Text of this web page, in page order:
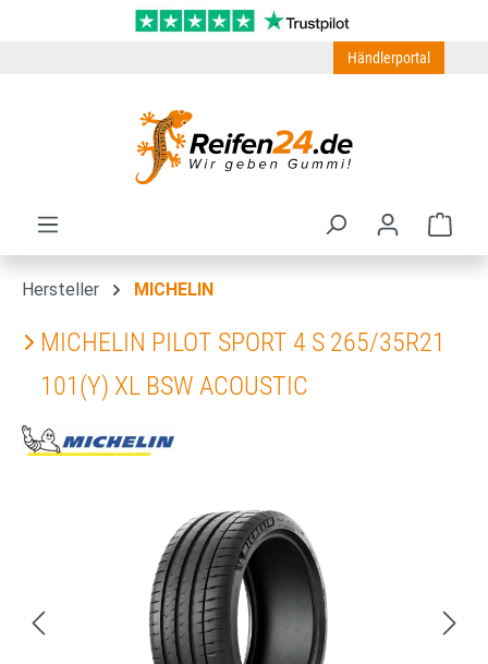
Zum Hauptinhalt springen
Händlerportal
Hersteller MICHELIN
MICHELIN PILOT SPORT 4 S 265/35R21
101(Y) XL BSW ACOUSTIC
Bildergalerie überspringen